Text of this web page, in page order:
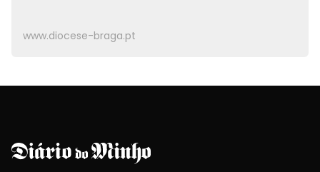
www.diocese-braga.pt